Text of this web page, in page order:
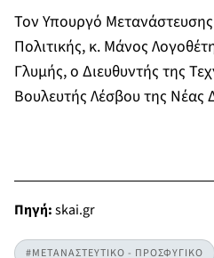
Τον Υπουργό
Πολιτικής, κ. Μάνος
Γλυμής, ο Διευθυντής της
Βουλευτής Λέσβου της
Πηγή:skai.gr
#ΜΕΤΑΝΑΣΤΕΥΤΙΚΟ - ΠΡΟΣΦΥΓΙΚΟ